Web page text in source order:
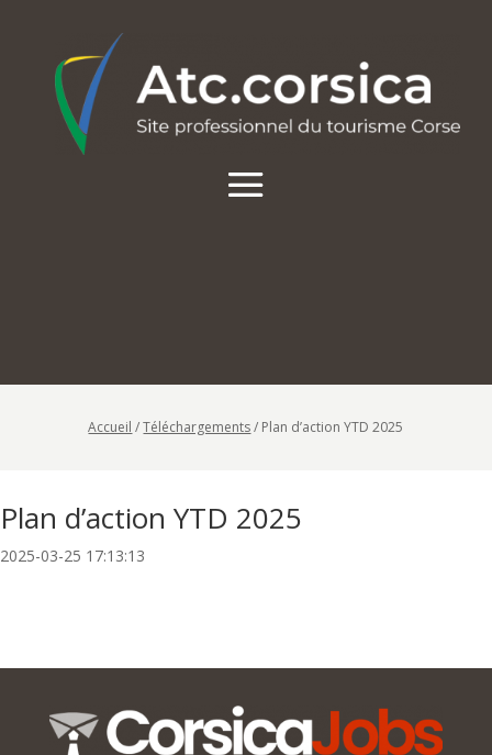
Accueil /Téléchargements/ Plan d’action YTD 2025
Plan d’action YTD 2025
2025-03-25 17:13:13